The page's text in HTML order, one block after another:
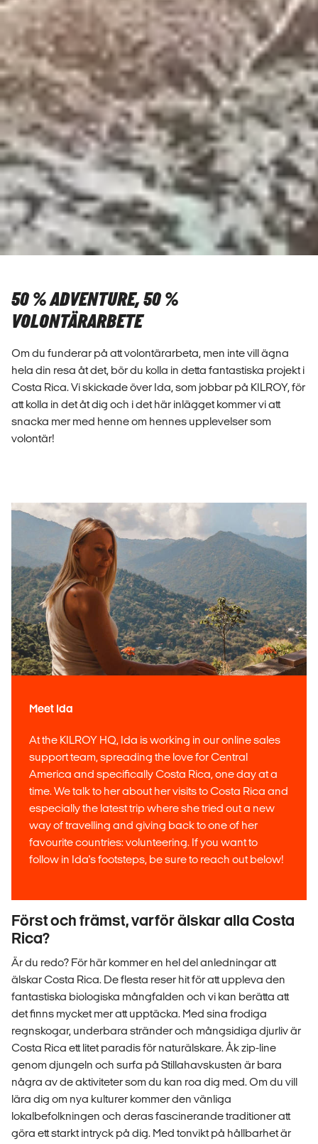
50 % ADVENTURE, 50 %
VOLONTÄRARBETE
Om du funderar på att volontärarbeta, men inte vill ägna
hela din resa åt det, bör du kolla in detta fantastiska projekt i
Costa Rica. Vi skickade över Ida, som jobbar på KILROY, för
att kolla in det åt dig och i det här inlägget kommer vi att
snacka mer med henne om hennes upplevelser som
volontär!
Meet Ida
At the KILROY HQ, Ida is working in our online sales
support team, spreading the love for Central
America and specifically Costa Rica, one day at a
time. We talk to her about her visits to Costa Rica and
especially the latest trip where she tried out a new
way of travelling and giving back to one of her
favourite countries: volunteering. If you want to
follow in Ida's footsteps, be sure to reach out below!
Först och främst, varför älskar alla Costa
Rica?
Är du redo? För här kommer en hel del anledningar att
älskar Costa Rica. De flesta reser hit för att uppleva den
fantastiska biologiska mångfalden och vi kan berätta att
det finns mycket mer att upptäcka. Med sina frodiga
regnskogar, underbara stränder och mångsidiga djurliv är
Costa Rica ett litet paradis för naturälskare. Åk zip-line
genom djungeln och surfa på Stillahavskusten är bara
några av de aktiviteter som du kan roa dig med. Om du vill
lära dig om nya kulturer kommer den vänliga
lokalbefolkningen och deras fascinerande traditioner att
göra ett starkt intryck på dig. Med tonvikt på hållbarhet är